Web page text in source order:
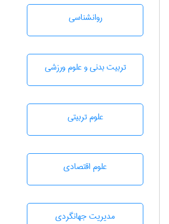
روانشناسی
تربيت بدنی و علوم ورزشی
علوم تربيتی
علوم اقتصادی
مديريت جهانگردی